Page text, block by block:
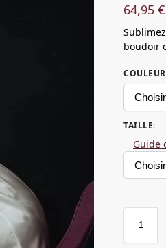
64,95€
boudoir
COULEUR
TAILLE:
Guide